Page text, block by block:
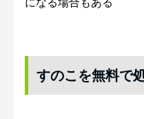
すのこを無料で